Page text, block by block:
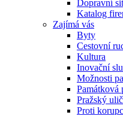
Dopravní
Katalog
Zajímá vás
Byty
Cestovní
Kultura
Inovační
Možnosti
Památková
Pražský
Proti